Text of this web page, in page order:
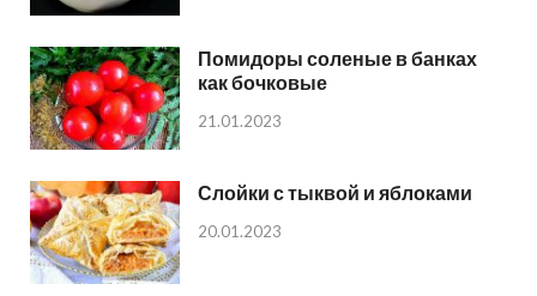
Помидоры соленые в банках
как бочковые
21.01.2023
Слойки с тыквой и яблоками
20.01.2023